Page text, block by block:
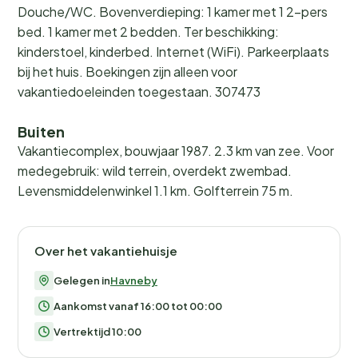
Douche/WC. Bovenverdieping: 1 kamer met 1 2-pers
bed. 1 kamer met 2 bedden. Ter beschikking:
kinderstoel, kinderbed. Internet (WiFi). Parkeerplaats
bij het huis. Boekingen zijn alleen voor
vakantiedoeleinden toegestaan. 307473
Buiten
Vakantiecomplex, bouwjaar 1987. 2.3 km van zee. Voor
medegebruik: wild terrein, overdekt zwembad.
Levensmiddelenwinkel 1.1 km. Golfterrein 75 m.
Over het vakantiehuisje
Gelegen inHavneby
Aankomst vanaf 16:00 tot 00:00
Vertrektijd 10:00